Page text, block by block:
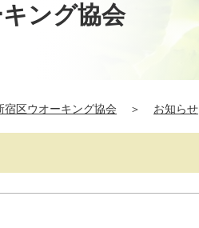
ング協会
区ウオーキング協会 ＞ お知らせ